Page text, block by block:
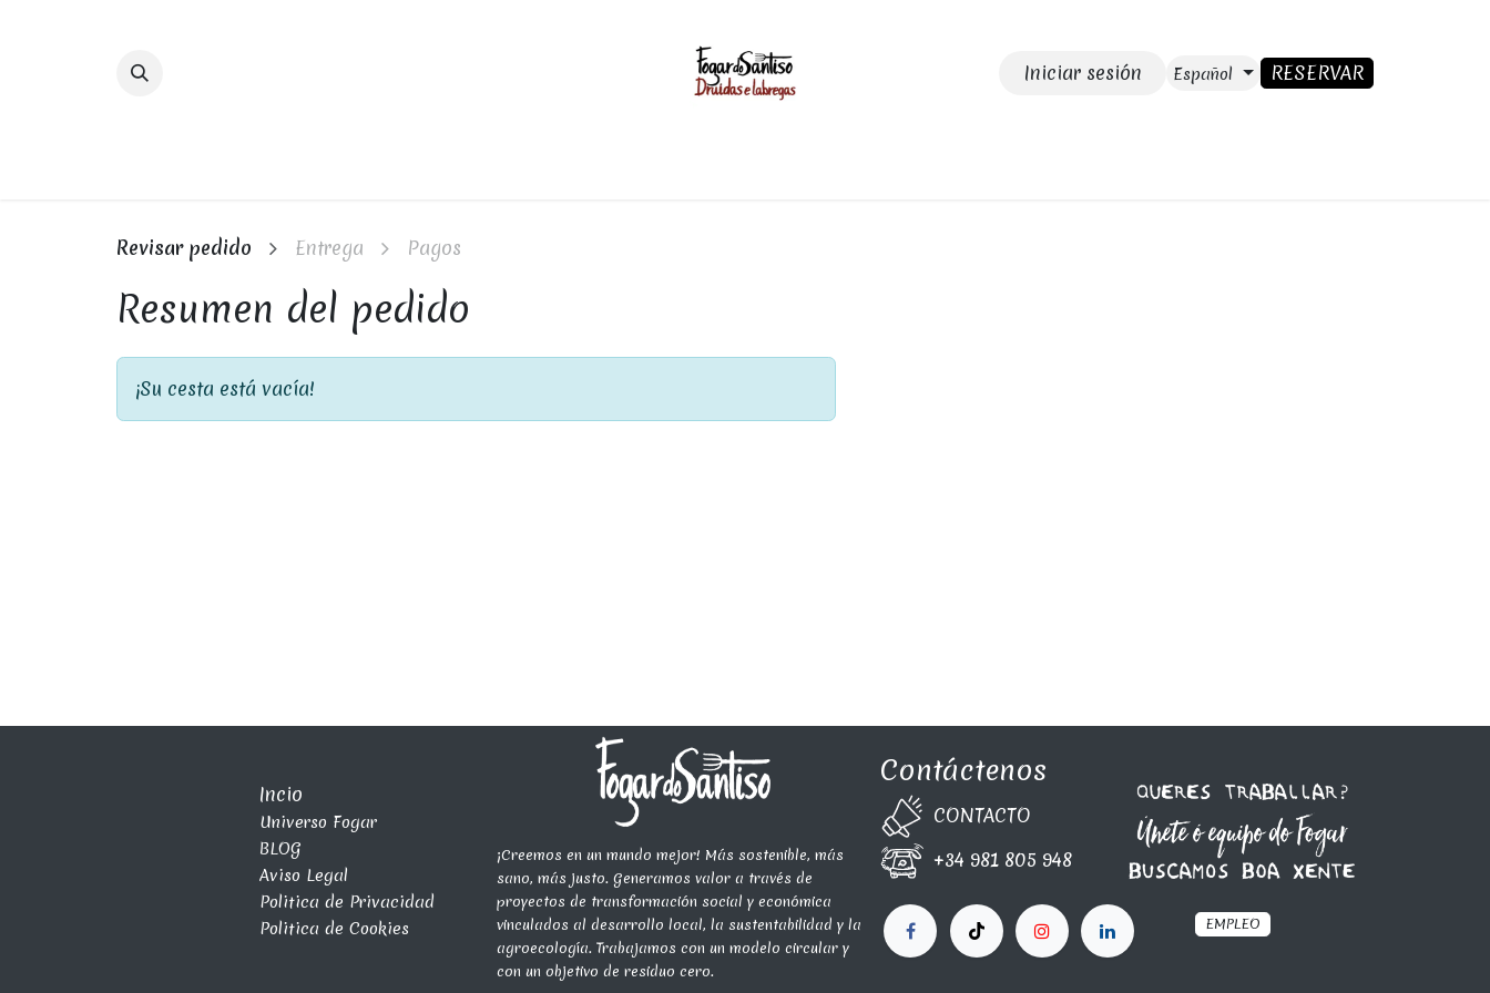
Iniciar sesión Español RESERVAR
Revisar pedido Entrega Pagos
Resumen del pedido
¡Su cesta está vacía!
Contáctenos
CONTA​C​TO
+34 981 805 948
Incio
Universo Fogar
BLOG
Aviso Legal
Politica de Privacidad
Politica de Cookies
¡Creemos en un mundo mejor! Más sostenible, más
sano, más justo. Generamos valor a través de
proyectos de transformación social y económica
vinculados al desarrollo local, la sustentabilidad y la
agroecología. Trabajamos con un modelo circular y
con un objetivo de residuo cero.
EMPLEO